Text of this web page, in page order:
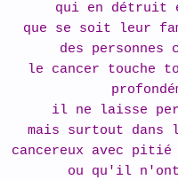
qui en détruit
que se soit leur
des
le cancer touche
il ne laisse
mais surtout dans
cancereux avec
ou qu'il n'ont